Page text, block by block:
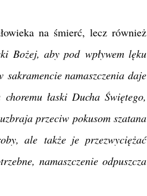
na śmierć, lecz również
Bożej, aby pod wpływem lęku
namaszczenia daje
łaski Ducha Świętego,
przeciw pokusom szatana
ale także je przezwyciężać
namaszczenie odpuszcza